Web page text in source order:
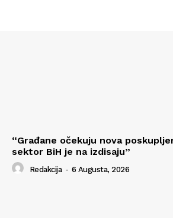
“Građane očekuju nova
sektor BiH je na izdisaju”
Redakcija - 6 Augusta, 2026